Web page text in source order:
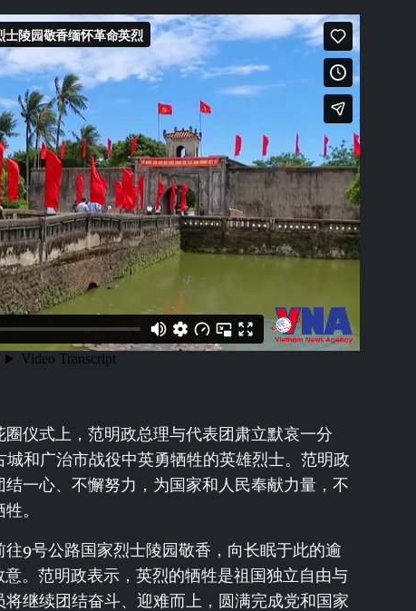
仪式上，范明政总理与代表团肃立默哀一分
和广治市战役中英勇牺牲的英雄烈士。范明政
一心、不懈努力，为国家和人民奉献力量，不
。
9号公路国家烈士陵园敬香，向长眠于此的逾
。范明政表示，英烈的牺牲是祖国独立自由与
继续团结奋斗、迎难而上，圆满完成党和国家